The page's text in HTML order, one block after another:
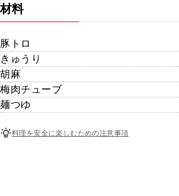
材料
豚トロ
きゅうり
胡麻
梅肉チューブ
麺つゆ
料理を安全に楽しむための注意事項